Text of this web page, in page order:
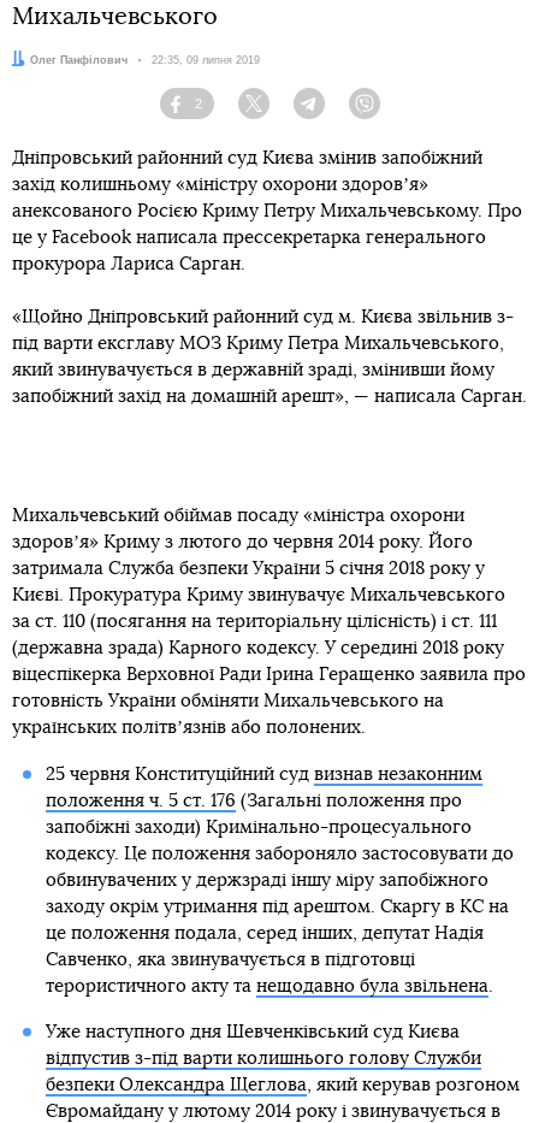
Михальчевського
Автор:
Олег Панфілович Дата:
22:35, 09 липня 2019
Facebook
2
Twitter TelegramViber
Дніпровський районний суд Києва змінив запобіжний
захід колишньому «міністру охорони здоровʼя»
анексованого Росією Криму Петру Михальчевському. Про
це у Facebook написала прессекретарка генерального
прокурора Лариса Сарган.
«Щойно Дніпровський районний суд м. Києва звільнив з-
під варти ексглаву МОЗ Криму Петра Михальчевського,
який звинувачується в державній зраді, змінивши йому
запобіжний захід на домашній арешт», — написала Сарган.
Михальчевський обіймав посаду «міністра охорони
здоровʼя» Криму з лютого до червня 2014 року. Його
затримала Служба безпеки України 5 січня 2018 року у
Києві. Прокуратура Криму звинувачує Михальчевського
за ст. 110 (посягання на територіальну цілісність) і ст. 111
(державна зрада) Карного кодексу. У середині 2018 року
віцеспікерка Верховної Ради Ірина Геращенко заявила про
готовність України обміняти Михальчевського на
українських політвʼязнів або полонених.
25 червня Конституційний суд визнав незаконним
положення ч. 5 ст. 176 (Загальні положення про
запобіжні заходи) Кримінально-процесуального
кодексу. Це положення забороняло застосовувати до
обвинувачених у держзраді іншу міру запобіжного
заходу окрім утримання під арештом. Скаргу в КС на
це положення подала, серед інших, депутат Надія
Савченко, яка звинувачується в підготовці
терористичного акту та нещодавно була звільнена.
Уже наступного дня Шевченківський суд Києва
відпустив з-під варти колишнього голову Служби
безпеки Олександра Щеглова, який керував розгоном
Євромайдану у лютому 2014 року і звинувачується в